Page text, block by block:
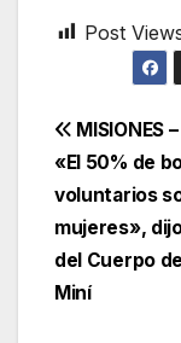
Post
de
MISIONES
«El 50% de
voluntarios
mujeres»,
del Cuerpo
Miní